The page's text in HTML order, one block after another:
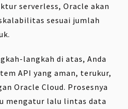
serverless, Oracle akan
sesuai jumlah
langkah di atas, Anda
API yang aman, terukur,
Oracle Cloud. Prosesnya
mengatur lalu lintas data